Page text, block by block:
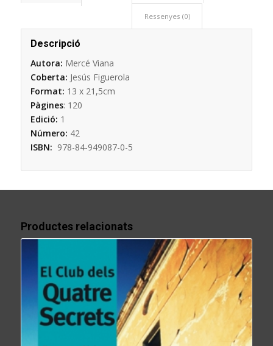
Ressenyes (0)
Descripció
Autora: Mercé Viana
Coberta: Jesús Figuerola
Format: 13 x 21,5cm
Pàgines: 120
Edició: 1
Número: 42
ISBN: 978-84-949087-0-5
Productes relacionats